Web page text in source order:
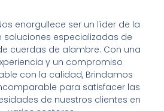
enorgullece ser un líder de la
soluciones especializadas de
cuerdas de alambre. Con una
y un compromiso
con la calidad, Brindamos
para satisfacer las
de nuestros clientes en